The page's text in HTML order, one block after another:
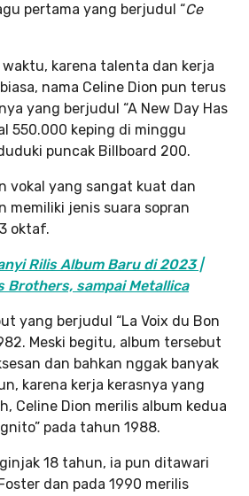
pertama yang berjudul “Ce
karena talenta dan kerja
nama Celine Dion pun terus
yang berjudul “A New Day Has
550.000 keping di minggu
puncak Billboard 200.
vokal yang sangat kuat dan
memiliki jenis suara sopran
oktaf.
Rilis Album Baru di 2023 |
Brothers, sampai Metallica
yang berjudul “La Voix du Bon
Meski begitu, album tersebut
dan bahkan nggak banyak
karena kerja kerasnya yang
Celine Dion merilis album kedua
pada tahun 1988.
18 tahun, ia pun ditawari
dan pada 1990 merilis